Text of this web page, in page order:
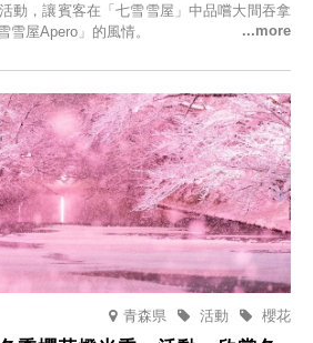
動，讓賓客在「七雪雪屋」中品嚐大間吞拿
雪屋Apero」的風情。
青森県 櫻花
活動